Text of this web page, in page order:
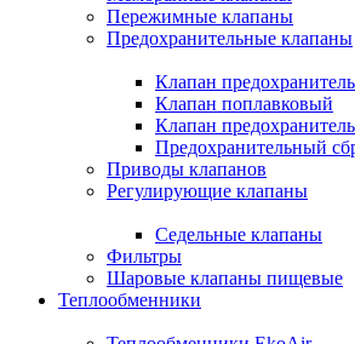
Пережимные клапаны
Предохранительные клапаны
Клапан
Клапан поплавковый
Клапан
Предохранительный
Приводы клапанов
Регулирующие клапаны
Седельные клапаны
Фильтры
Шаровые клапаны пищевые
Теплообменники